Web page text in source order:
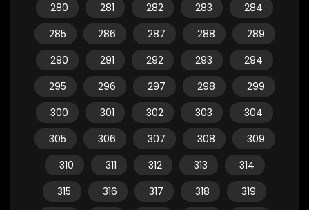
280
281 282 283
284
285
286 287 288
289
290
291 292 293
294
295
296 297 298
299
300
301 302 303
304
305
306 307 308
309
310
311 312 313
314
315
316 317 318
319